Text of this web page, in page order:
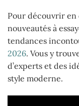
Pour découvrir en
nouveautés à
tendances
2026. Vous y
d’experts et des
style moderne.